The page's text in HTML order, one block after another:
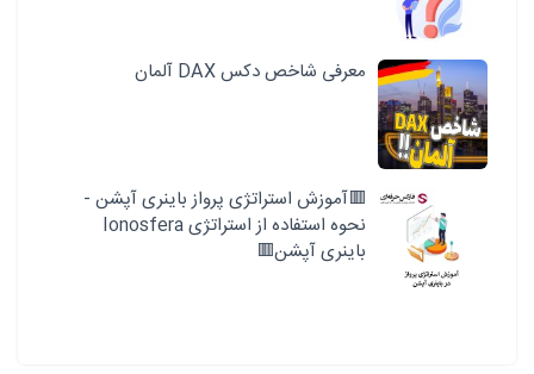
معرفی شاخص دکس DAX آلمان
🟥آموزش استراتژی پرواز باینری آپشن -
نحوه استفاده از استراتژی Ionosfera
باینری آپشن🟥